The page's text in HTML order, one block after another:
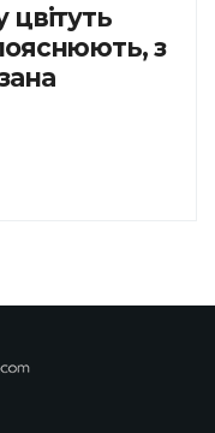
цвітуть
з